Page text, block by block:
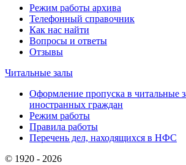
Режим работы архива
Телефонный справочник
Как нас найти
Вопросы и ответы
Отзывы
Читальные залы
Оформление пропуска в читальные
иностранных граждан
Режим работы
Правила работы
Перечень дел, находящихся в НФС
© 1920 - 2026